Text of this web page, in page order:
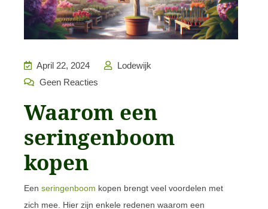
April 22, 2024
Lodewijk
Geen Reacties
Waarom een
seringenboom
kopen
Een seringenboom kopen brengt veel voordelen met
zich mee. Hier zijn enkele redenen waarom een